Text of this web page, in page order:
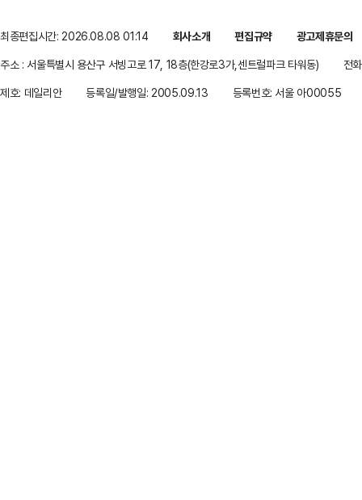
최종편집시간: 2026.08.08 01:14 회사소개 편집규약
광고제휴문의
주소 : 서울특별시 용산구 서빙고로 17, 18층(한강로3가,센트럴파크 타워동)
전
제호: 데일리안
등록일/발행일: 2005.09.13 등록번호: 서울 아00055